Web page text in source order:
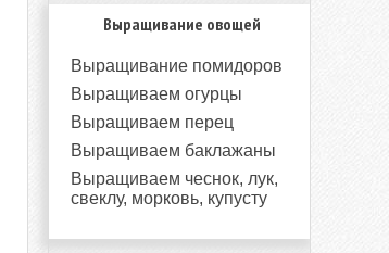
Выращивание овощей
Выращивание помидоров
Выращиваем огурцы
Выращиваем перец
Выращиваем баклажаны
Выращиваем чеснок, лук,
свеклу, морковь, купусту